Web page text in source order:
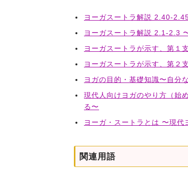
ヨーガスートラ解説 2.40-
ヨーガスートラ解説 2.1-2.3
ヨーガスートラが示す、第１
ヨーガスートラが示す、第２
ヨガの目的・基礎知識〜自分
現代人向けヨガのやり方（始
る〜
ヨーガ・スートラとは 〜現
関連用語